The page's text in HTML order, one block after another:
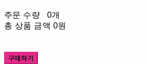
주문 수량
0개
총 상품 금액 0원
구매하기